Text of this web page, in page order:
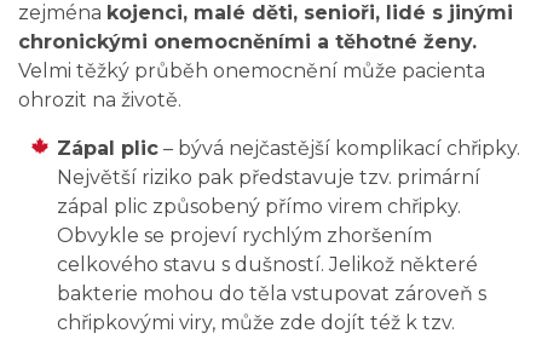
zejména kojenci, malé děti, senioři, lidé s jinými
chronickými onemocněními a těhotné ženy.
Velmi těžký průběh onemocnění může pacienta
ohrozit na životě.
Zápal plic – bývá nejčastější komplikací chřipky.
Největší riziko pak představuje tzv. primární
zápal plic způsobený přímo virem chřipky.
Obvykle se projeví rychlým zhoršením
celkového stavu s dušností. Jelikož některé
bakterie mohou do těla vstupovat zároveň s
chřipkovými viry, může zde dojít též k tzv.